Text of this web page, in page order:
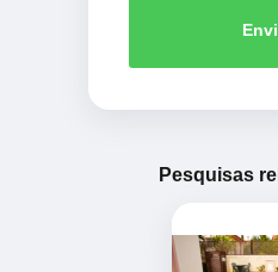
Pesquisas